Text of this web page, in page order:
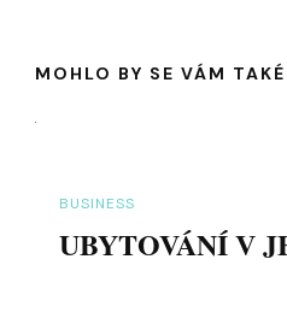
MOHLO BY SE VÁM
BUSINESS
UBYTOVÁNÍ V